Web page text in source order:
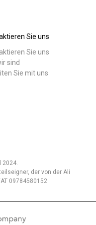
Sie uns
Sie uns
sind
Sie mit uns
2024.
der von der Ali
09784580152